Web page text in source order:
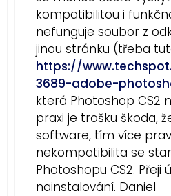
kompatibilitou i
nefunguje soubor z
jinou stránku (třeba
https://
3689-adobe-
která Photoshop CS2
praxi je trošku škoda,
software, tím více
nekompatibilita se
Photoshopu CS2. Přeji
nainstalování. Daniel